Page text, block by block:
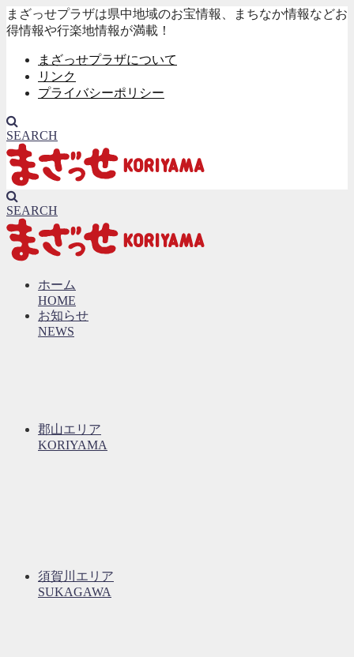
まざっせプラザは県中地域のお宝情報、まちなか情報などお
得情報や行楽地情報が満載！
まざっせプラザについて
リンク
プライバシーポリシー
SEARCH
SEARCH
ホーム
HOME
お知らせ
NEWS
郡山エリア
KORIYAMA
須賀川エリア
SUKAGAWA